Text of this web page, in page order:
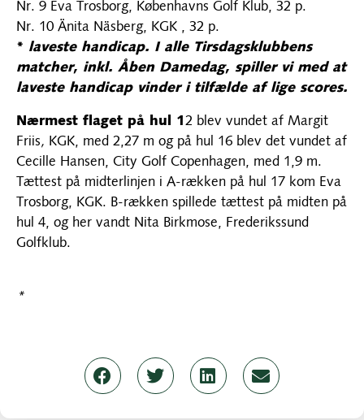
Nr. 9 Eva Trosborg, Københavns Golf Klub, 32 p.
Nr. 10 Änita Näsberg, KGK , 32 p.
* laveste handicap. I alle Tirsdagsklubbens
matcher, inkl. Åben Damedag, spiller vi med at
laveste handicap vinder i tilfælde af lige scores.
Nærmest flaget på hul 1 2 blev vundet af Margit
Friis, KGK, med 2,27 m og på hul 16 blev det vundet af
Cecille Hansen, City Golf Copenhagen, med 1,9 m.
Tættest på midterlinjen i A-rækken på hul 17 kom Eva
Trosborg, KGK. B-rækken spillede tættest på midten på
hul 4, og her vandt Nita Birkmose, Frederikssund
Golfklub.
*